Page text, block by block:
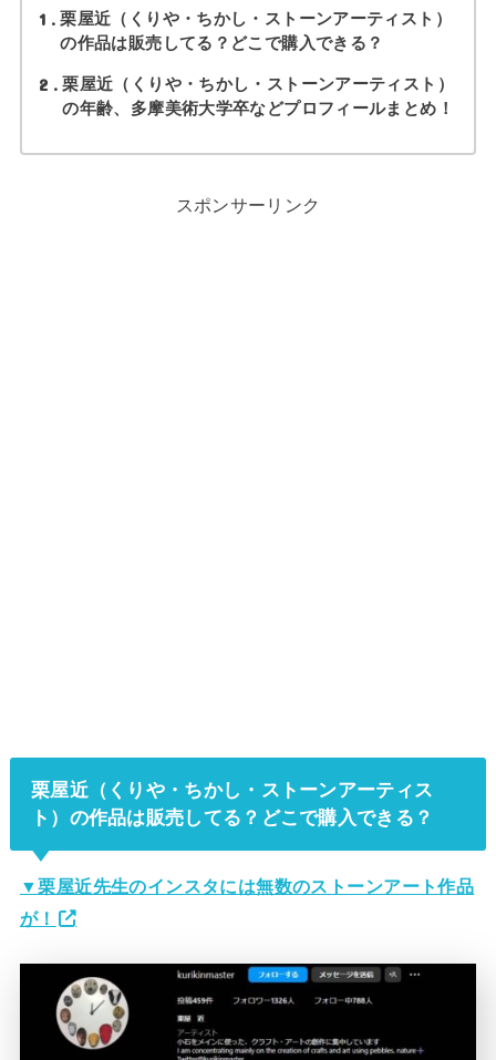
1
栗屋近（くりや・ちかし・ストーンアーティスト）
の作品は販売してる？どこで購入できる？
2
栗屋近（くりや・ちかし・ストーンアーティスト）
の年齢、多摩美術大学卒などプロフィールまとめ！
スポンサーリンク
栗屋近（くりや・ちかし・ストーンアーティス
ト）の作品は販売してる？どこで購入できる？
▼栗屋近先生のインスタには無数のストーンアート作品
が！